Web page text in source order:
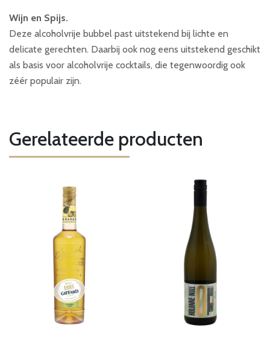
Wijn en Spijs.
Deze alcoholvrije bubbel past uitstekend bij lichte en
delicate gerechten. Daarbij ook nog eens uitstekend geschikt
als basis voor alcoholvrije cocktails, die tegenwoordig ook
zéér populair zijn.
Gerelateerde producten